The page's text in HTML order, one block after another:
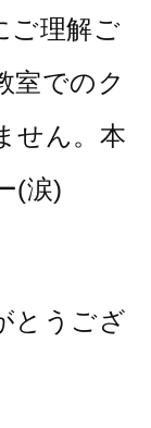
ご理解ご
室でのク
せん。本
(涙)
とうござ